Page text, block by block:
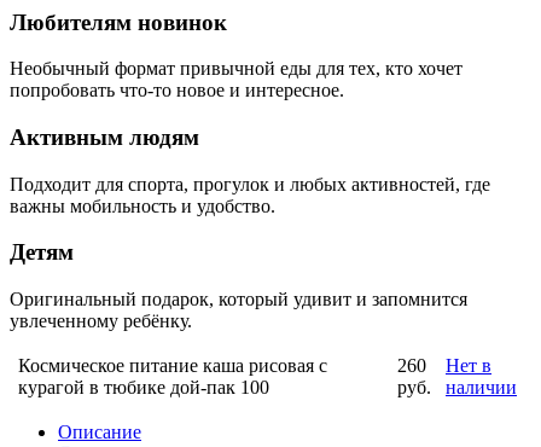
Любителям новинок
Необычный формат привычной еды для тех, кто хочет
попробовать что-то новое и интересное.
Активным людям
Подходит для спорта, прогулок и любых активностей, где
важны мобильность и удобство.
Детям
Оригинальный подарок, который удивит и запомнится
увлеченному ребёнку.
Космическое питание каша рисовая c
курагой в тюбике дой-пак 100
260
руб.
Нет в
наличии
Описание